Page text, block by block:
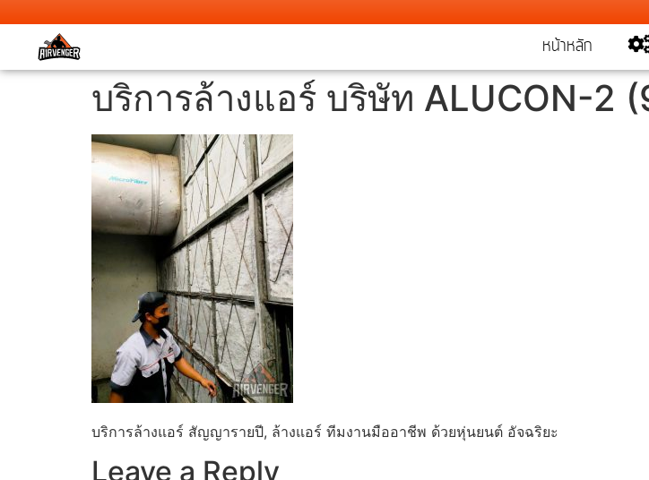
หน้าหลัก
บริการล้างแอร์ บริษัท ALUCON-2
บริการล้างแอร์ สัญญารายปี, ล้างแอร์ ทีมงานมืออาชีพ ด้วยหุ่นยนต์ อัจฉริยะ
Leave a Reply